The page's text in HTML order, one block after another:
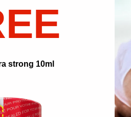
strong 10ml